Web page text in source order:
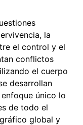
la
el control y el
conflictos
el cuerpo
desarrollan
único lo
de todo el
global y